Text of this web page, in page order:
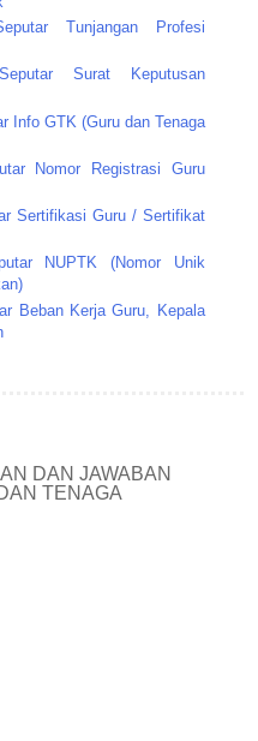
Tunjangan Profesi
Surat Keputusan
Info GTK (Guru dan Tenaga
Nomor Registrasi Guru
Sertifikasi Guru / Sertifikat
NUPTK (Nomor Unik
Beban Kerja Guru, Kepala
DAN JAWABAN
TENAGA